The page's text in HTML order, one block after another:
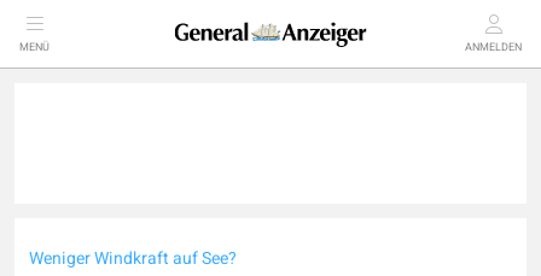
MENÜ ANMELDEN
Weniger Windkraft auf See?